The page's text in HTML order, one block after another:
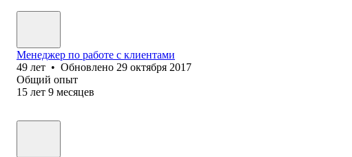
Менеджер по работе с клиентами
49 лет • Обновлено 29 октября 2017
Общий опыт
15 лет 9 месяцев